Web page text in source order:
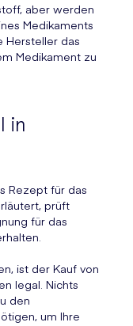
aber werden
Medikaments
Hersteller das
Medikament zu
in
Rezept für das
prüft
für das
ist der Kauf von
legal. Nichts
den
um Ihre